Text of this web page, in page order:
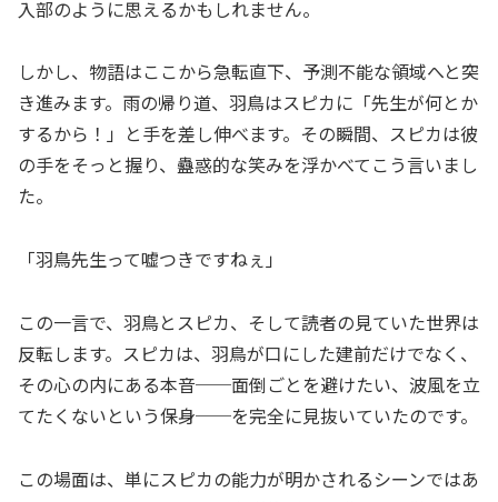
入部のように思えるかもしれません。
しかし、物語はここから急転直下、予測不能な領域へと突
き進みます。雨の帰り道、羽鳥はスピカに「先生が何とか
するから！」と手を差し伸べます。その瞬間、スピカは彼
の手をそっと握り、蠱惑的な笑みを浮かべてこう言いまし
た。
「羽鳥先生って嘘つきですねぇ」
この一言で、羽鳥とスピカ、そして読者の見ていた世界は
反転します。スピカは、羽鳥が口にした建前だけでなく、
その心の内にある本音──面倒ごとを避けたい、波風を立
てたくないという保身──を完全に見抜いていたのです。
この場面は、単にスピカの能力が明かされるシーンではあ